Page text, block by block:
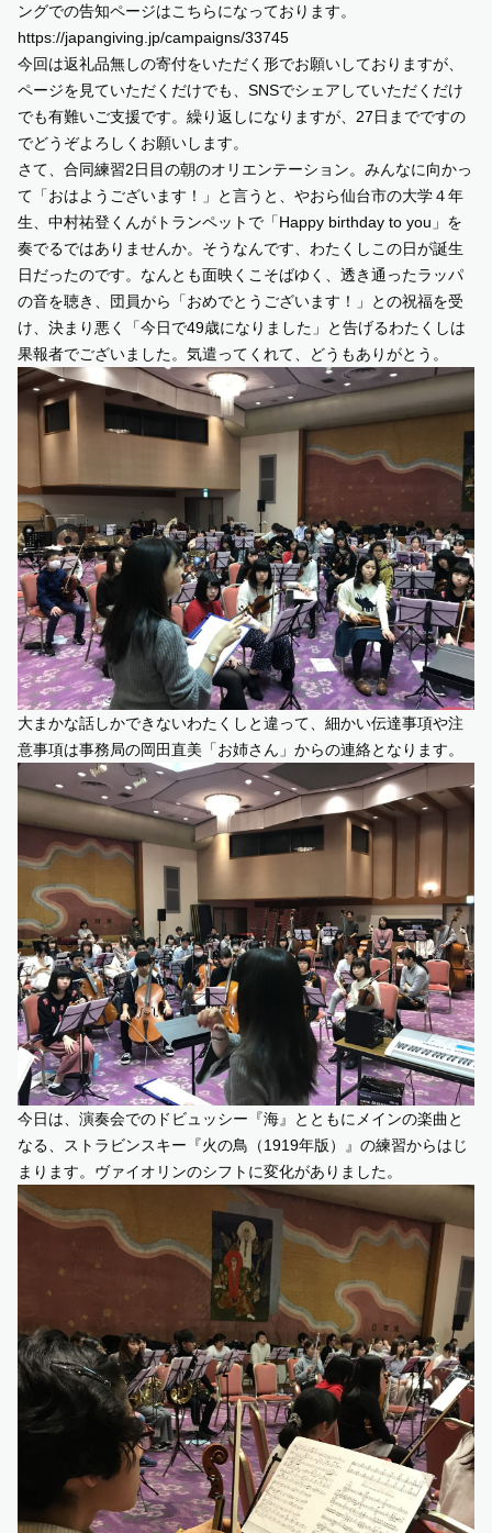
ングでの告知ページはこちらになっております。
https://japangiving.jp/campaigns/33745
今回は返礼品無しの寄付をいただく形でお願いしておりますが、
ページを見ていただくだけでも、SNSでシェアしていただくだけ
でも有難いご支援です。繰り返しになりますが、27日までですの
でどうぞよろしくお願いします。
さて、合同練習2日目の朝のオリエンテーション。みんなに向かっ
て「おはようございます！」と言うと、やおら仙台市の大学４年
生、 中村祐登くんがトランペットで「Happy birthday to you」を
奏でるではありませんか。そうなんです、わたくしこの日が誕生
日だったのです。なんとも面映くこそばゆく、透き通ったラッパ
の音を聴き、団員から「おめでとうございます！」との祝福を受
け、決まり悪く「今日で49歳になりました」と告げるわたくしは
果報者でございました。気遣ってくれて、どうもありがとう。
大まかな話しかできないわたくしと違って、細かい伝達事項や注
意事項は事務局の岡田直美「お姉さん」からの連絡となります。
今日は、演奏会でのドビュッシー『海』とともにメインの楽曲と
なる、ストラビンスキー『火の鳥（1919年版）』の練習からはじ
まります。ヴァイオリンのシフトに変化がありました。